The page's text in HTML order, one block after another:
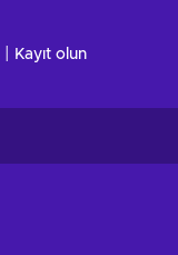
Kayıt olun